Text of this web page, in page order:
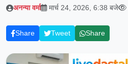
अनन्या वर्मा मार्च 24, 2026, 6:38 बजे
Share Tweet Share